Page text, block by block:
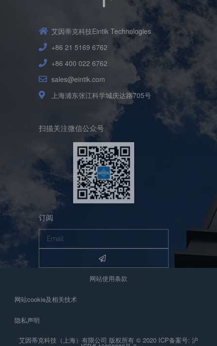
艾因蒂克科技Eintik Technologies
+86 21 5169 6762
+86 400 022 6762
sales@eintik.com
上海浦东张江科学城庆达路705号
扫描关注微信公众号
订阅
网站使用条款
网站cookie及相关技术
隐私声明
艾因蒂克科技（上海）有限公司 版权所有 © 2020 ICP备案号: 沪